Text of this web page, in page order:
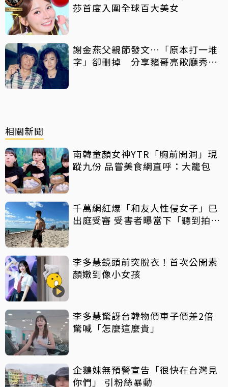
莎首度入圍全球百大美女
謝金燕父親節發文…「原本打一堆
字」卻刪掉 分享豬哥亮歌廳秀歌
相關新聞
南韓童顏女神YTR「胸前開洞」現
蹤九份 品嘗美食網直呼：大籠包
千萬網紅爆「和友人性侵女子」已
出庭受審 受害者曝當下「聽到拍片
李多慧鏡頭前突脫衣！首次公開素
顏嫩到像小女孩
李多慧驚訝台韓物價車子價差2倍
驚喊「怎麼這麼貴」
企鵝妹無預警宣告「很快在台灣見
你們」 引粉絲暴動